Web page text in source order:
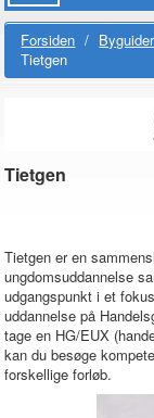
Forsiden / Byguider
Tietgen
Tietgen
Tietgen er en
ungdomsuddannelse
udgangspunkt i et
uddannelse på
tage en HG/EUX
kan du besøge
forskellige forløb.